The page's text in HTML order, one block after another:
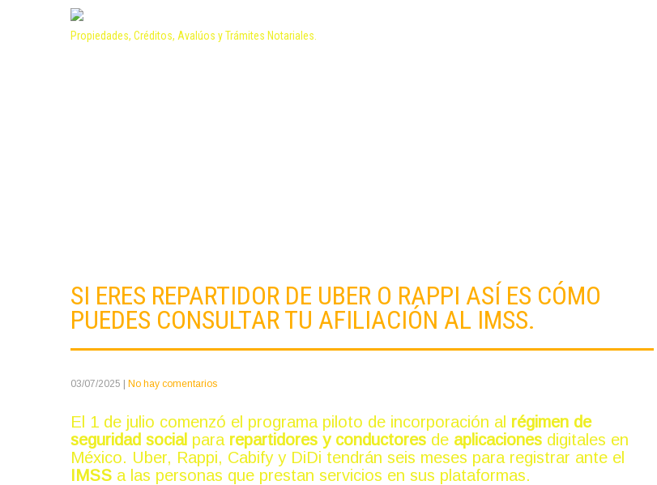
Propiedades, Créditos, Avalúos y Trámites Notariales.
SI ERES REPARTIDOR DE UBER O RAPPI ASÍ ES CÓMO
PUEDES CONSULTAR TU AFILIACIÓN AL IMSS.
03/07/2025 No hay comentarios
El 1 de julio comenzó el programa piloto de incorporación al régimen de
seguridad social para repartidores y conductores de aplicaciones digitales en
México. Uber, Rappi, Cabify y DiDi tendrán seis meses para registrar ante el
IMSS a las personas que prestan servicios en sus plataformas.